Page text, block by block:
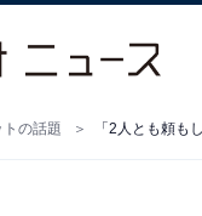
トの話題